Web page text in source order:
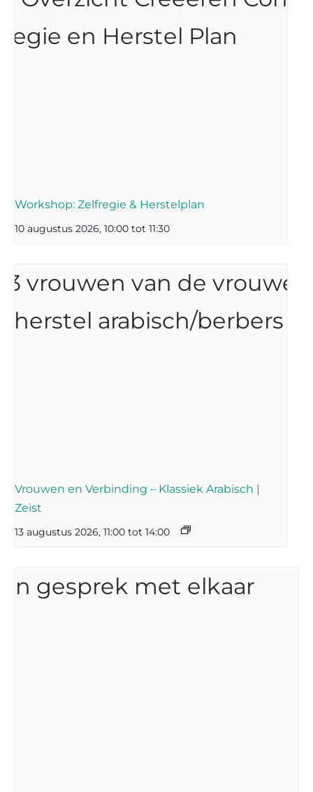
Workshop: Zelfregie & Herstelplan
10 augustus 2026, 10:00 tot 11:30
Vrouwen en Verbinding – Klassiek Arabisch |
Zeist
13 augustus 2026, 11:00 tot 14:00